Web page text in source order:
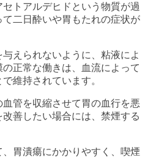
トアルデヒドという物質が過
二日酔いや胃もたれの症状が
えられないように、粘液によ
正常な働きは、血流によって
維持されています。
管を収縮させて胃の血行を悪
善したい場合には、禁煙する
胃潰瘍にかかりやすく、喫煙